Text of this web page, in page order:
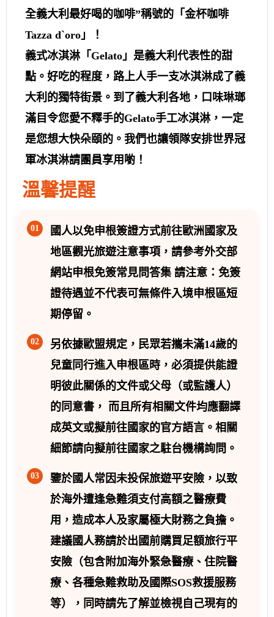
全義大利最好喝的咖啡”稱號的「金杯咖啡
Tazza d`oro」！
義式冰淇淋「Gelato」是義大利代表性的甜
點。好吃的程度，路上人手一支冰淇淋成了義
大利的獨特街景。到了義大利各地，口味琳瑯
滿目令您愛不釋手的Gelato手工冰淇淋，一定
是您想大快朵頤的。我們也讓領隊安排世界冠
軍冰淇淋請團員享用喲！
溫馨提醒
01
國人以免申根簽證方式前往歐洲國家及
地區觀光旅遊注意事項，請參考外交部
網站申根免簽常見問答集 請注意：免簽
證待遇並不代表可無條件入境申根區短
期停留。
02
另依據歐盟規定，民眾若攜未滿14歲的
兒童同行進入申根區時，必須提供能證
明彼此關係的文件或父母（或監護人）
的同意書， 而且所有相關文件均應翻譯
成英文或擬前往國家的官方語言。相關
細節請向擬前往國家之駐台機構詢問。
03
鑒於國人常因未投保旅遊平安險，以致
於海外遭逢急難須支付高額之醫療費
用，造成本人及家屬極大財務之負擔。
建議國人務請於出國前購買足額旅行平
安險（包含附加海外緊急醫療、住院醫
療、各種急難救助及國際SOS救援服務
等），同時請先了解並檢視自己現有的